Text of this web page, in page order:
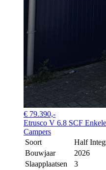
€ 79.390,-
Etrusco V 6.8 SCF
Campers
Soort
Half
Bouwjaar
2026
Slaapplaatsen
3